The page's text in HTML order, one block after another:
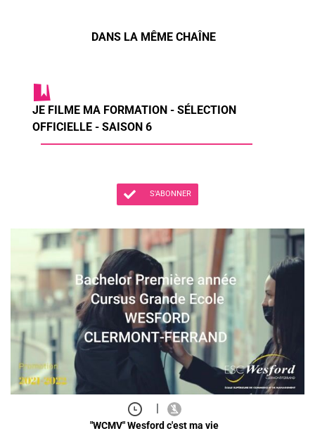
DANS LA MÊME CHAÎNE
JE FILME MA FORMATION - SÉLECTION
OFFICIELLE - SAISON 6
S'ABONNER
|
"WCMV" Wesford c'est ma vie